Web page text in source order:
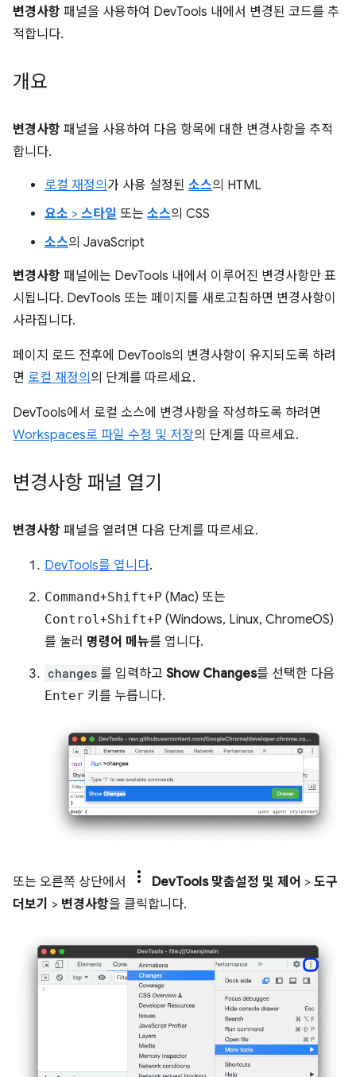
변경사항 패널을 사용하여 DevTools 내에서 변경된 코드를 추
적합니다.
개요
변경사항 패널을 사용하여 다음 항목에 대한 변경사항을 추적
합니다.
로컬 재정의 가 사용 설정된 소스의 HTML
요소 > 스타일 또는 소스의 CSS
소스의 JavaScript
변경사항 패널에는 DevTools 내에서 이루어진 변경사항만 표
시됩니다. DevTools 또는 페이지를 새로고침하면 변경사항이
사라집니다.
페이지 로드 전후에 DevTools의 변경사항이 유지되도록 하려
면 로컬 재정의 의 단계를 따르세요.
DevTools에서 로컬 소스에 변경사항을 작성하도록 하려면
Workspaces로 파일 수정 및 저장의 단계를 따르세요.
변경사항 패널 열기
변경사항 패널을 열려면 다음 단계를 따르세요.
DevTools를 엽니다.
Command+Shift+P (Mac) 또는
Control+Shift+P (Windows, Linux, ChromeOS)
를 눌러 명령어 메뉴를 엽니다.
changes 를 입력하고 Show Changes를 선택한 다음
Enter 키를 누릅니다.
또는 오른쪽 상단에서 DevTools 맞춤설정 및 제어 > 도구
더보기 > 변경사항을 클릭합니다.